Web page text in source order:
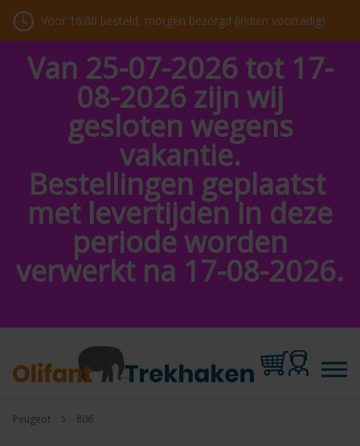
Voor 16:00 besteld, morgen bezorgd (indien voorradig)
Van 25-07-2026 tot 17-
08-2026 zijn wij
gesloten wegens
vakantie.
Bestellingen geplaatst
met levertijden in deze
periode worden
verwerkt na 17-08-2026.
Peugeot 806